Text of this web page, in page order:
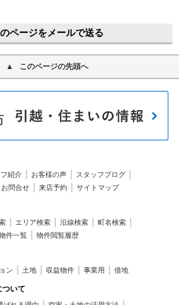
ページをメールで送る
このページの先頭へ
紹介 お客様の声
スタッフブログ
お問合せ 来店予約 サイトマップ
エリア検索 沿線検索
町名検索
件一覧 物件閲覧履歴
ン 土地 収益物件 事業用 借地
ついて